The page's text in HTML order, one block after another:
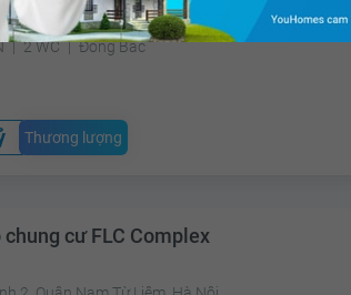
Quận Nam Từ Liêm, Hà Nội
2 WC Đông Bắc
Thương lượng
chung cư FLC Complex